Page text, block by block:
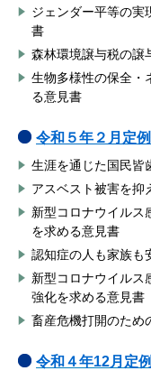
ジェンダー平等の実
書
森林環境譲与税の譲
生物多様性の保全・
る意見書
令和５年２月定
生涯を通じた国民皆
アスベスト被害を抑
新型コロナウイルス
を求める意見書
認知症の人も家族も
新型コロナウイルス
強化を求める意見書
畜産危機打開のため
令和４年12月定